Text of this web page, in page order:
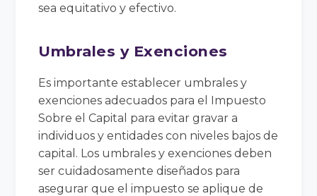
sea equitativo y efectivo.
Umbrales y Exenciones
Es importante establecer umbrales y
exenciones adecuados para el Impuesto
Sobre el Capital para evitar gravar a
individuos y entidades con niveles bajos de
capital. Los umbrales y exenciones deben
ser cuidadosamente diseñados para
asegurar que el impuesto se aplique de